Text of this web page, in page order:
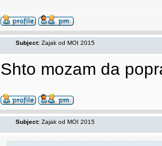
Subject: Zajak od MOI 2015
Shto mozam da
Subject: Zajak od MOI 2015